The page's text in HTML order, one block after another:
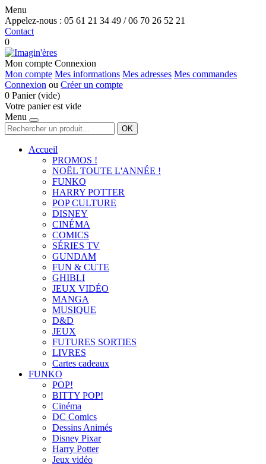
Menu
Appelez-nous : 05 61 21 34 49 / 06 70 26 52 21
Contact
0
Mon compte Connexion
Mon compte Mes informations Mes adresses Mes commandes
Connexion ou Créer un compte
0 Panier (vide)
Votre panier est vide
Menu
OK
Accueil
PROMOS !
NOËL TOUTE L'ANNÉE !
FUNKO
HARRY POTTER
POP CULTURE
DISNEY
CINÉMA
COMICS
SÉRIES TV
GUNDAM
FUN & CUTE
GHIBLI
JEUX VIDÉO
MANGA
MUSIQUE
D&D
JEUX
FUTURES SORTIES
LIVRES
Cartes cadeaux
FUNKO
POP!
BITTY POP!
Cinéma
DC Comics
Dessins Animés
Disney Pixar
Harry Potter
Jeux vidéo